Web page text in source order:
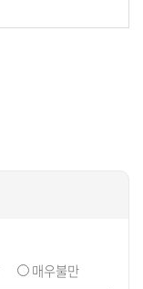
매우불만